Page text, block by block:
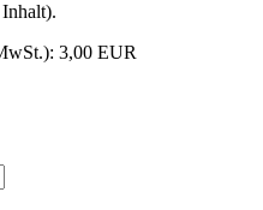
3,00 EUR